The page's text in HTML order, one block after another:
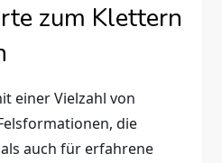
zum Klettern
einer Vielzahl von
die
auch für erfahrene